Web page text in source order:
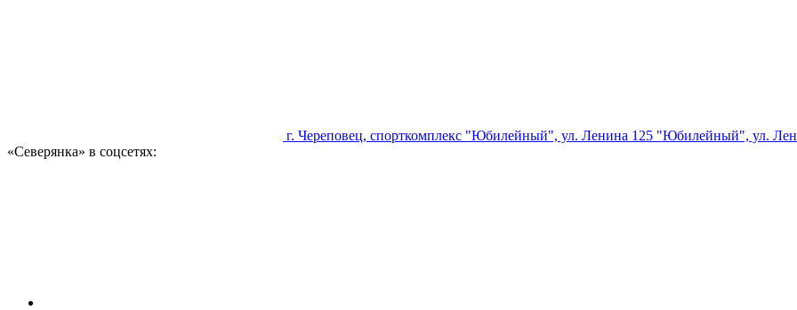
г. Череповец, спорткомплекс "Юбилейный", ул. Ленина 125 "Юбилейный", ул.
«Северянка» в соцсетях: